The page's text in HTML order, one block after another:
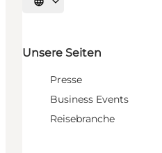
Sprache auswählen
Unsere Seiten
Presse
Business Events
Reisebranche